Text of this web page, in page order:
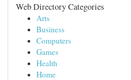
Web Directory Categories
Arts
Business
Computers
Games
Health
Home